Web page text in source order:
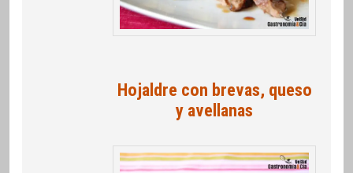
Hojaldre con brevas, queso
y avellanas